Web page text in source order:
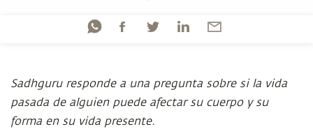
Sadhguru responde a una pregunta sobre si la vida
pasada de alguien puede afectar su cuerpo y su
forma en su vida presente.